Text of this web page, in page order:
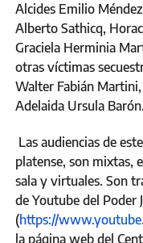
Alcides Emilio
Alberto Sathicq,
Graciela Herminia
otras víctimas
Walter Fabián
Adelaida Ursula Barón.
Las audiencias de
platense, son mixtas,
sala y virtuales. Son
de Youtube del Poder
(https://
la página web del